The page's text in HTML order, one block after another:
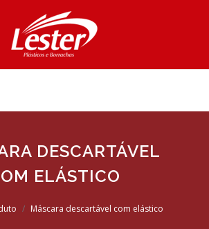
DESCARTÁVEL
ELÁSTICO
Máscara descartável com elástico